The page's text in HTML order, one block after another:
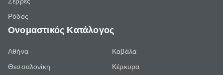
Ρόδος
Ονομαστικός Κατάλογος
Αθήνα
Θεσσαλονίκη
Καβάλα
Κέρκυρα